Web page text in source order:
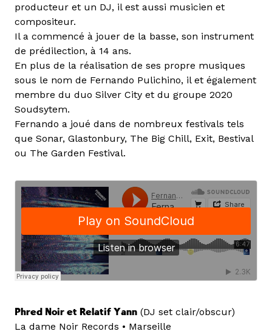
producteur et un DJ, il est aussi musicien et
compositeur.
Il a commencé à jouer de la basse, son instrument
de prédilection, à 14 ans.
En plus de la réalisation de ses propre musiques
sous le nom de Fernando Pulichino, il et également
membre du duo Silver City et du groupe 2020
Soudsytem.
Fernando a joué dans de nombreux festivals tels
que Sonar, Glastonbury, The Big Chill, Exit, Bestival
ou The Garden Festival.
Phred Noir et Relatif Yann (DJ set clair/obscur)
La dame Noir Records • Marseille